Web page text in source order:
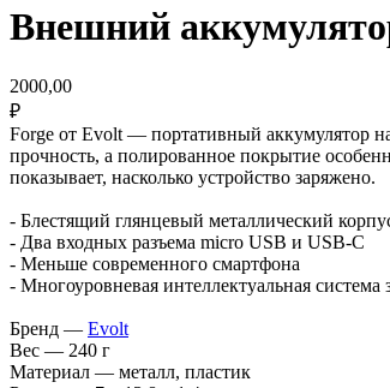
Внешний
2000,00
₽
Forge от Evolt — портативный аккумулятор
прочность, а полированное покрытие
показывает, насколько устройство заряжено.
- Блестящий глянцевый металлический
- Два входных разъема micro USB и USB-C
- Меньше современного смартфона
- Многоуровневая интеллектуальная система
Бренд — Evolt
Вес — 240 г
Материал — металл, пластик